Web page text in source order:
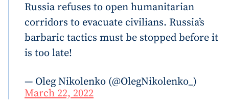
Russia refuses to open humanitarian
corridors to evacuate civilians. Russia’s
barbaric tactics must be stopped before it
is too late!
— Oleg Nikolenko (@OlegNikolenko_)
March 22, 2022